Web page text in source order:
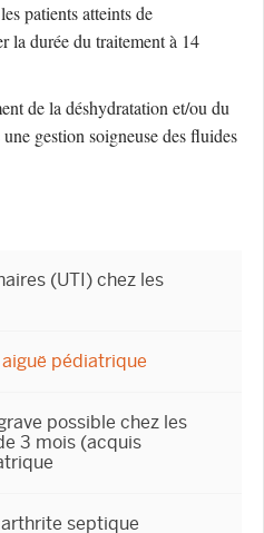
patients atteints de
la durée du traitement à 14
de la déshydratation et/ou du
gestion soigneuse des fluides
(UTI) chez les
pédiatrique
possible chez les
3 mois (acquis
septique